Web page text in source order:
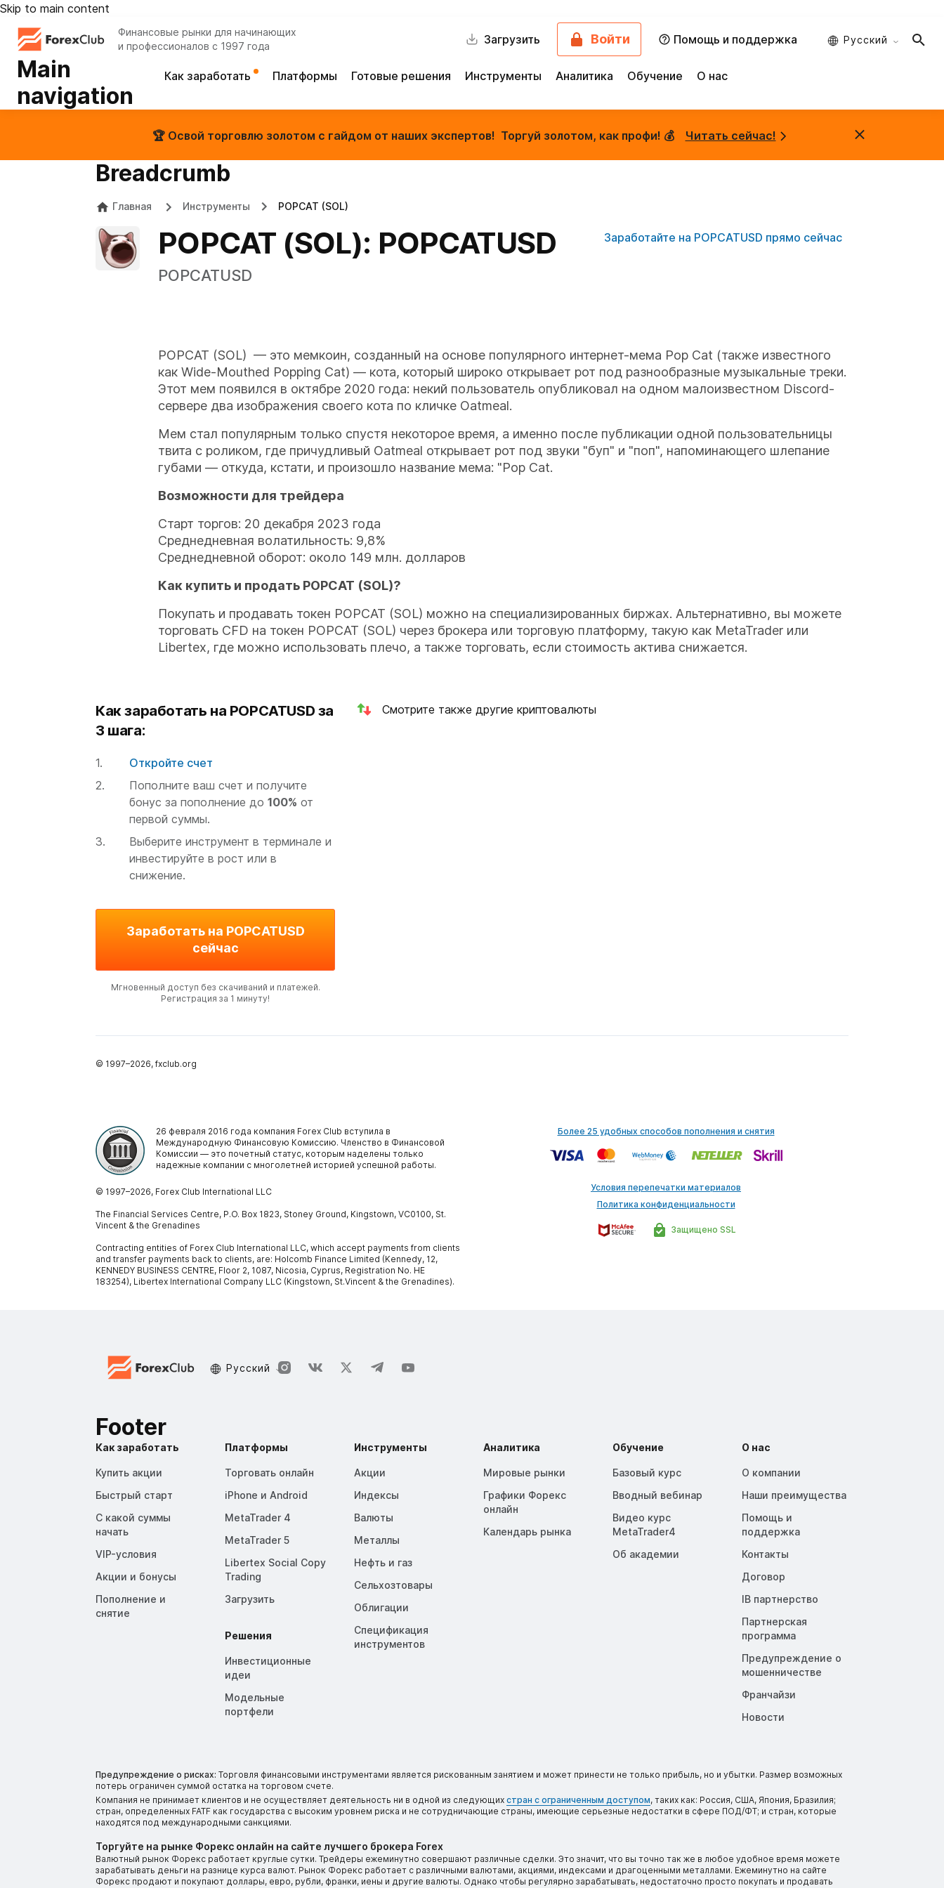
Skip to main content
Финансовые рынки для начинающих
и профессионалов с 1997 года
Загрузить Войти Помощь и поддержка Русский
Main
navigation
Как заработать Платформы Готовые решения Инструменты Аналитика Обучение О нас
🏆 Освой торговлю золотом с гайдом от наших экспертов! Торгуй золотом, как профи! 💰 Читать сейчас!
Breadcrumb
Главная Инструменты POPCAT (SOL)
POPCAT (SOL): POPCATUSD
POPCATUSD
Заработайте на POPCATUSD прямо сейчас
POPCAT (SOL) — это мемкоин, созданный на основе популярного интернет-мема Pop Cat (также известного
как Wide-Mouthed Popping Cat) — кота, который широко открывает рот под разнообразные музыкальные треки.
Этот мем появился в октябре 2020 года: некий пользователь опубликовал на одном малоизвестном Discord-
сервере два изображения своего кота по кличке Oatmeal.
Мем стал популярным только спустя некоторое время, а именно после публикации одной пользовательницы
твита с роликом, где причудливый Oatmeal открывает рот под звуки "буп" и "поп", напоминающего шлепание
губами — откуда, кстати, и произошло название мема: "Pop Cat.
Возможности для трейдера
Старт торгов: 20 декабря 2023 года
Среднедневная волатильность: 9,8%
Среднедневной оборот: около 149 млн. долларов
Как купить и продать POPCAT (SOL)?
Покупать и продавать токен POPCAT (SOL) можно на специализированных биржах. Альтернативно, вы можете
торговать СFD на токен POPCAT (SOL) через брокера или торговую платформу, такую как MetaTrader или
Libertex, где можно использовать плечо, а также торговать, если стоимость актива снижается.
Как заработать на POPCATUSD за
3 шага:
Откройте счет
Пополните ваш счет и получите
бонус за пополнение до 100% от
первой суммы.
Выберите инструмент в терминале и
инвестируйте в рост или в
снижение.
Заработать на POPCATUSD
сейчас
Мгновенный доступ без скачиваний и платежей.
Регистрация за 1 минуту!
Смотрите также другие криптовалюты
© 1997–2026, fxclub.org
26 февраля 2016 года компания Forex Club вступила в
Международную Финансовую Комиссию. Членство в Финансовой
Комиссии — это почетный статус, которым наделены только
надежные компании с многолетней историей успешной работы.
© 1997–2026, Forex Club International LLC
The Financial Services Centre, P.O. Box 1823, Stoney Ground, Kingstown, VC0100, St.
Vincent & the Grenadines
Contracting entities of Forex Club International LLC, which accept payments from clients
and transfer payments back to clients, are: Holcomb Finance Limited (Kennedy, 12,
KENNEDY BUSINESS CENTRE, Floor 2, 1087, Nicosia, Cyprus, Registration No. HE
183254), Libertex International Company LLC (Kingstown, St.Vincent & the Grenadines).
Более 25 удобных способов пополнения и снятия
Защищено SSL
Условия перепечатки материалов
Политика конфиденциальности
Русский
Footer
Как заработать
Купить акции
Быстрый старт
С какой суммы
начать
VIP-условия
Акции и бонусы
Пополнение и
снятие
Платформы
Торговать онлайн
iPhone и Android
MetaTrader 4
MetaTrader 5
Libertex Social Copy
Trading
Загрузить
Решения
Инвестиционные
идеи
Модельные
портфели
Инструменты
Акции
Индексы
Валюты
Металлы
Нефть и газ
Сельхозтовары
Облигации
Спецификация
инструментов
Аналитика
Мировые рынки
Графики Форекс
онлайн
Календарь рынка
Обучение
Базовый курс
Вводный вебинар
Видео курс
MetaTrader4
Об академии
О нас
О компании
Наши преимущества
Помощь и
поддержка
Контакты
Договор
IB партнерство
Партнерская
программа
Предупреждение о
мошенничестве
Франчайзи
Новости
Предупреждение о рисках: Торговля финансовыми инструментами является рискованным занятием и может принести не только прибыль, но и убытки. Размер возможных
потерь ограничен суммой остатка на торговом счете.
Компания не принимает клиентов и не осуществляет деятельность ни в одной из следующих стран с ограниченным доступом, таких как: Россия, США, Япония, Бразилия;
стран, определенных FATF как государства с высоким уровнем риска и не сотрудничающие страны, имеющие серьезные недостатки в сфере ПОД/ФТ; и стран, которые
находятся под международными санкциями.
Торгуйте на рынке Форекс онлайн на сайте лучшего брокера Forex
Валютный рынок Форекс работает круглые сутки. Трейдеры ежеминутно совершают различные сделки. Это значит, что вы точно так же в любое удобное время можете
зарабатывать деньги на разнице курса валют. Рынок Форекс работает с различными валютами, акциями, индексами и драгоценными металлами. Ежеминутно на сайте
Форекс продают и покупают доллары, евро, рубли, франки, иены и другие валюты. Однако чтобы регулярно зарабатывать, недостаточно просто покупать и продавать